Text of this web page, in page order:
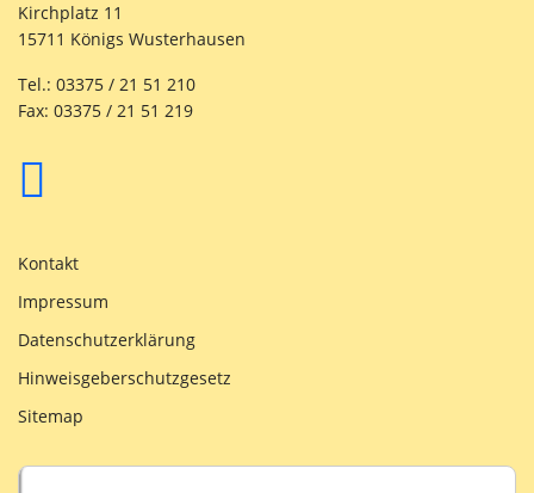
Kirchplatz 11
15711 Königs Wusterhausen
Tel.: 03375 / 21 51 210
Fax: 03375 / 21 51 219
Kontakt
Impressum
Datenschutzerklärung
Hinweisgeberschutzgesetz
Sitemap